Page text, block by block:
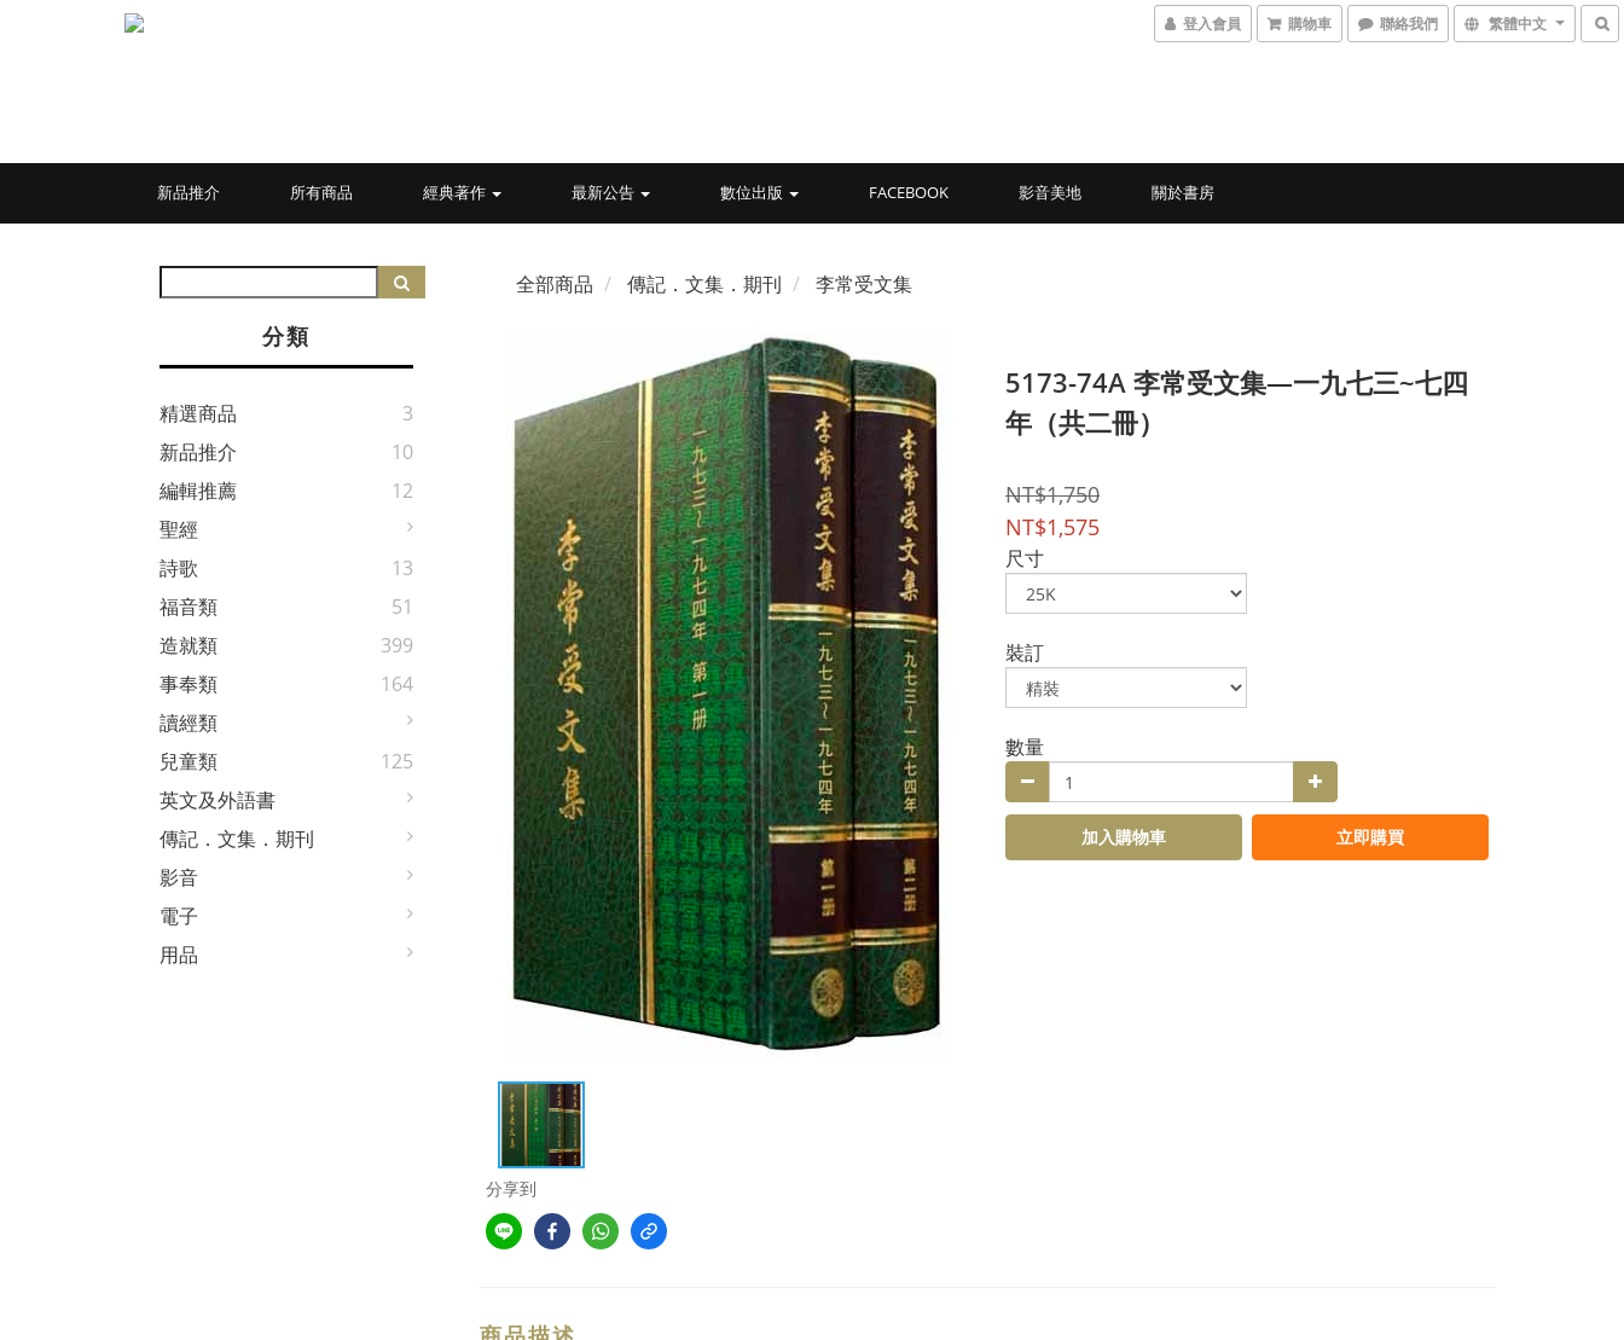
登入會員 購物車 聯絡我們 繁體中文
新品推介 所有商品 經典著作 最新公告 數位出版 FACEBOOK 影音美地 關於書房
分類
精選商品
3
新品推介
10
編輯推薦
12
聖經
詩歌
13
福音類
51
造就類
399
事奉類
164
讀經類
兒童類
125
英文及外語書
傳記．文集．期刊
影音
電子
用品
全部商品 傳記．文集．期刊 李常受文集
分享到
5173-74A 李常受文集—一九七三~七四
年（共二冊）
NT$1,750
NT$1,575
尺寸
裝訂
數量
加入購物車 立即購買